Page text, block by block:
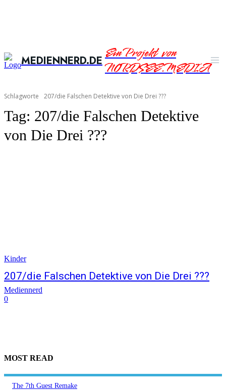
MEDIENNERD.DEEin Projekt von
NORDSEE.MEDIA
Schlagworte 207/die Falschen Detektive von Die Drei ???
Tag: 207/die Falschen Detektive
von Die Drei ???
Kinder
207/die Falschen Detektive von Die Drei ???
Mediennerd
0
MOST READ
The 7th Guest Remake